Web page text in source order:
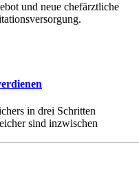
und neue chefärztliche
in drei Schritten
sind inzwischen